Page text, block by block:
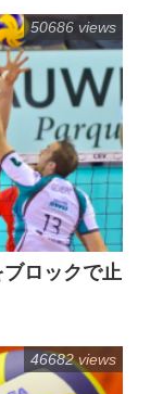
ロックで止
50686 views
46682 views